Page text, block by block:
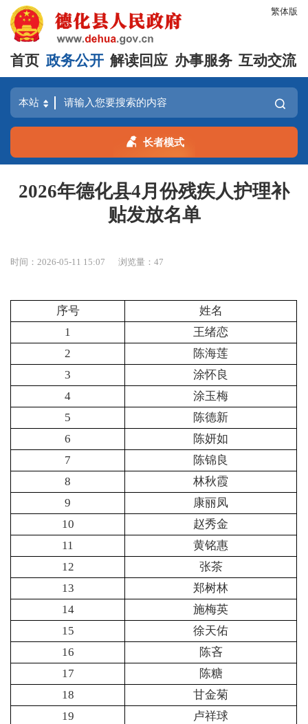
繁体版
首页 政务公开 解读回应 办事服务 互动交流
长者模式
2026年德化县4月份残疾人护理补
贴发放名单
时间：2026-05-11 15:07 浏览量：47
序号
姓名
1
王绪恋
2
陈海莲
3
涂怀良
4
涂玉梅
5
陈德新
6
陈妍如
7
陈锦良
8
林秋霞
9
康丽凤
10
赵秀金
11
黄铭惠
12
张茶
13
郑树林
14
施梅英
15
徐天佑
16
陈吝
17
陈糖
18
甘金菊
19
卢祥球